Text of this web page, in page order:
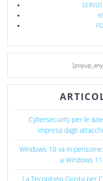
Cybersecurity per le
impresa dagli
Windows 10 va in
a Windows 11
La Tecnologia Giusta per